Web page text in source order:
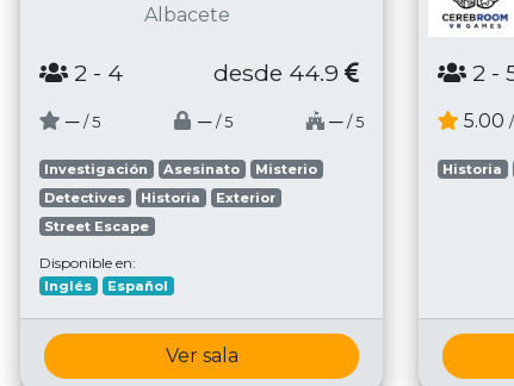
Albacete
2 - 4 desde 44.9
─ / 5 ─ / 5 ─ / 5
Investigación Asesinato
Misterio
Detectives
Historia
Exterior
Street Escape
Disponible en:
Inglés Español
Ver sala
2 -
5.00
Historia